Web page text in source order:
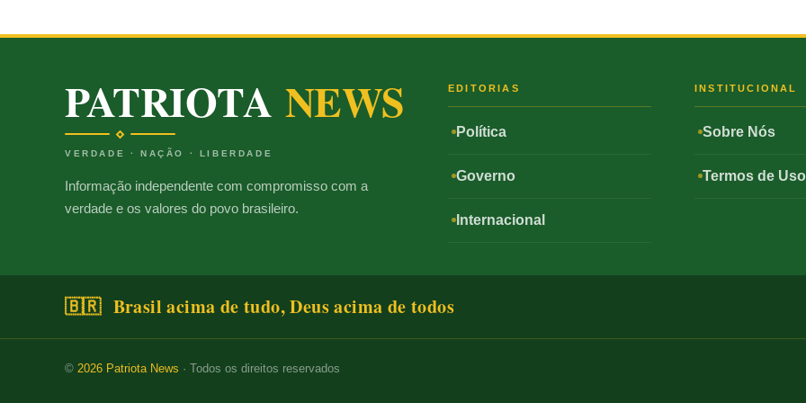
PATRIOTA NEWS
VERDADE · NAÇÃO · LIBERDADE
Informação independente com compromisso com a
verdade e os valores do povo brasileiro.
EDITORIAS
Política
Governo
Internacional
INSTITUCIONAL
Sobre Nós
Termos de Uso
🇧🇷 Brasil acima de tudo, Deus acima de todos
© 2026 Patriota News · Todos os direitos reservados